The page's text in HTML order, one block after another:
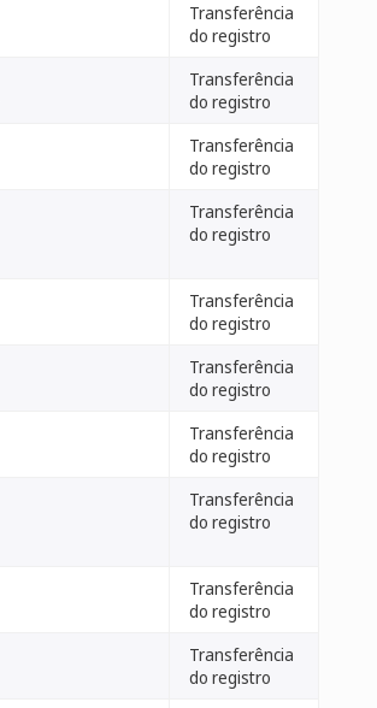
Transferência
do registro
Transferência
do registro
Transferência
do registro
Transferência
do registro
Transferência
do registro
Transferência
do registro
Transferência
do registro
Transferência
do registro
Transferência
do registro
Transferência
do registro